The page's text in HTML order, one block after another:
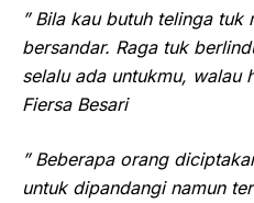
” Bila kau butuh telinga tuk
bersandar. Raga tuk
selalu ada untukmu, walau
Fiersa Besari
” Beberapa orang
untuk dipandangi namun